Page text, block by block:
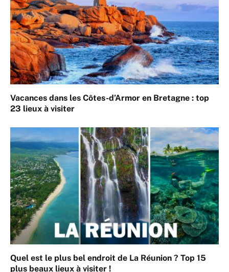
Vacances dans les Côtes-d’Armor en Bretagne : top
23 lieux à visiter
Quel est le plus bel endroit de La Réunion ? Top 15
plus beaux lieux à visiter !